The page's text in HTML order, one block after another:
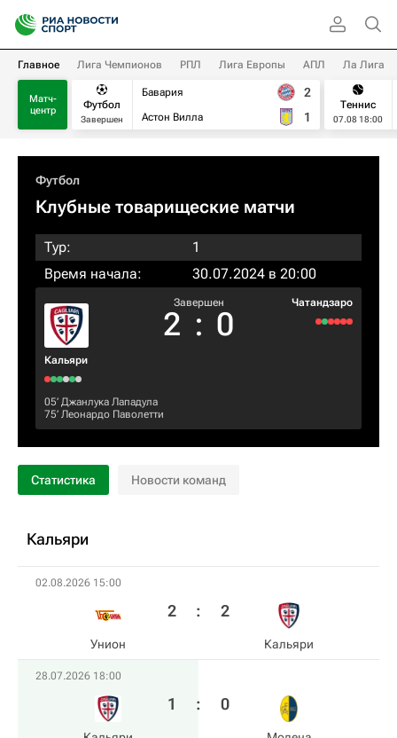
Главное Лига Чемпионов РПЛ Лига Европы АПЛ Ла Лига
Матч-
центр
Футбол
Завершен
Бавария
Астон Вилла
2
1
Теннис
07.08 18:00
Футбол
Клубные товарищеские матчи
Тур:
1
Время начала:
30.07.2024 в 20:00
Кальяри
Завершен
2 : 0
Чатандзаро
05‎’‎ Джанлука Лападула
75‎’‎ Леонардо Паволетти
Статистика Новости команд
Кальяри
02.08.2026 15:00
Унион
2 : 2
Кальяри
28.07.2026 18:00
1 : 0